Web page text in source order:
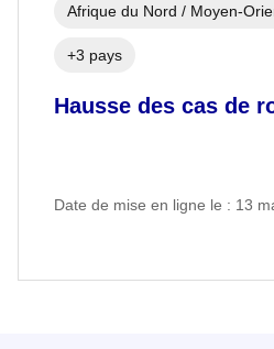
Hausse des cas de
Afrique du Nord / Moyen-
+3 pays
Date de mise en ligne le : 13